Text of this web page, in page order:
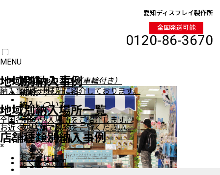
愛知ディスプレイ製作所
全国発送可能
0120-86-3670
MENU
HOME
商品一覧
ワゴン（車輪付き）
ワゴン（車輪無し）
ステージ陳列台
平台
壁面陳列棚
イベントワゴン（車輪付き）
地域別納入事例
納入事例を地域別に紹介しております。
地域別納入場所一覧
全国各地の納入場所をご紹介します。
お近くの店舗で現物をご覧ください。
店舗種類別納入事例
おみやげ店
道の駅・直売所
製品について
納期
納入について
注文
支払いについて
×
製品について
納期
納入について
注文
支払いについて
FAXでのお見積り
ご注文
よくある質問
デジタルカタログ
PDFダウンロード
×